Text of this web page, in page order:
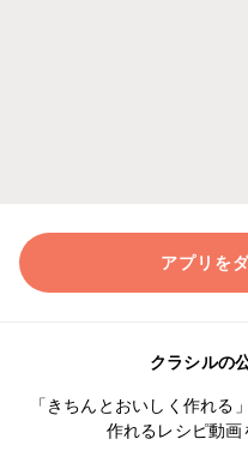
アプリを
クラシルの
「きちんとおいしく作れる
作れるレシピ動画